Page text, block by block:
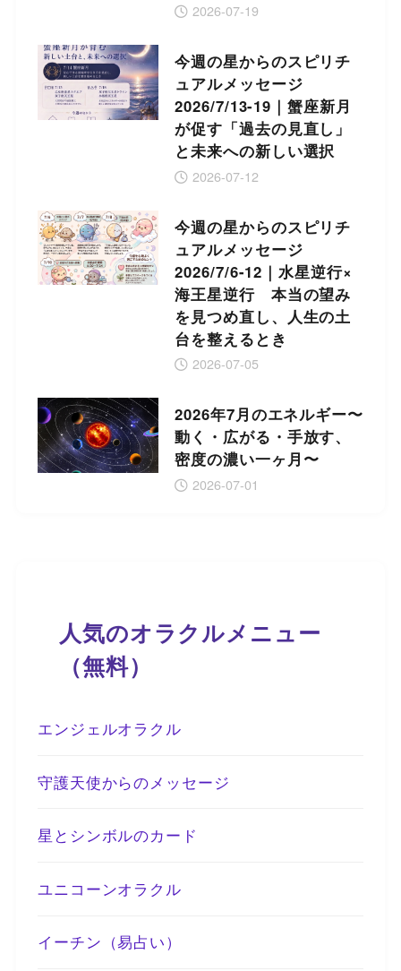
2026-07-19
今週の星からのスピリチ
ュアルメッセージ
2026/7/13-19｜蟹座新月
が促す「過去の見直し」
と未来への新しい選択
2026-07-12
今週の星からのスピリチ
ュアルメッセージ
2026/7/6-12｜水星逆行×
海王星逆行 本当の望み
を見つめ直し、人生の土
台を整えるとき
2026-07-05
2026年7月のエネルギー〜
動く・広がる・手放す、
密度の濃い一ヶ月〜
2026-07-01
人気のオラクルメニュー
（無料）
エンジェルオラクル
守護天使からのメッセージ
星とシンボルのカード
ユニコーンオラクル
イーチン（易占い）